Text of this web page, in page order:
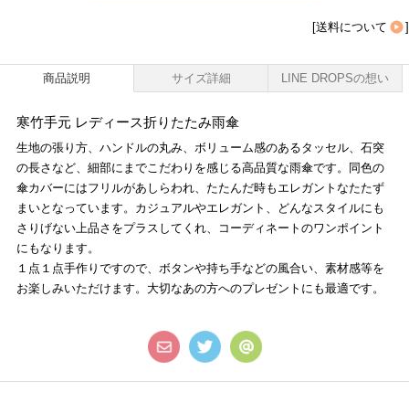
[送料について ]
商品説明 サイズ詳細 LINE DROPSの想い
寒竹手元 レディース折りたたみ雨傘
生地の張り方、ハンドルの丸み、ボリューム感のあるタッセル、石突
の長さなど、細部にまでこだわりを感じる高品質な雨傘です。同色の
傘カバーにはフリルがあしらわれ、たたんだ時もエレガントなたたず
まいとなっています。カジュアルやエレガント、どんなスタイルにも
さりげない上品さをプラスしてくれ、コーディネートのワンポイント
にもなります。
１点１点手作りですので、ボタンや持ち手などの風合い、素材感等を
お楽しみいただけます。大切なあの方へのプレゼントにも最適です。